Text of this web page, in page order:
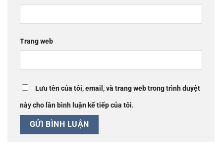
Trang web
Lưu tên của tôi, email, và trang web trong trình duyệt
này cho lần bình luận kế tiếp của tôi.